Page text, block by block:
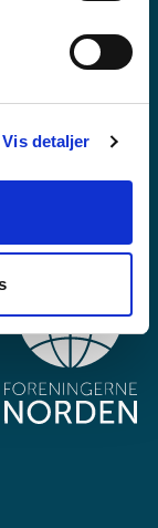
Vis detaljer